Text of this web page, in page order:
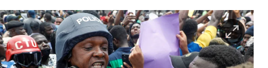
sport
berlin
nord